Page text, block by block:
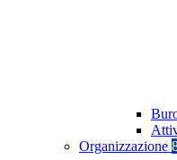
Organizzazione